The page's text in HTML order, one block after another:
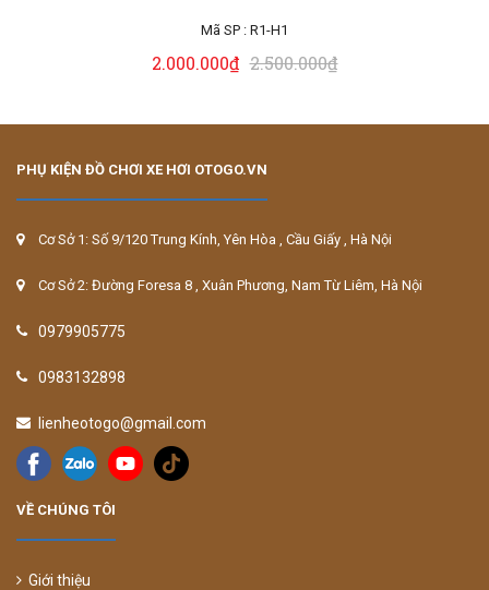
Mã SP : R1-H1
2.000.000₫ 2.500.000₫
PHỤ KIỆN ĐỒ CHƠI XE HƠI OTOGO.VN
Cơ Sở 1: Số 9/120 Trung Kính, Yên Hòa , Cầu Giấy , Hà Nội
Cơ Sở 2: Đường Foresa 8 , Xuân Phương, Nam Từ Liêm, Hà Nội
0979905775
0983132898
lienheotogo@gmail.com
VỀ CHÚNG TÔI
Giới thiệu